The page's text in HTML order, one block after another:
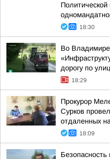
18:30
Во Владимире
дорогу по
18:29
Прокурор
Сурков
отдаленных
18:09